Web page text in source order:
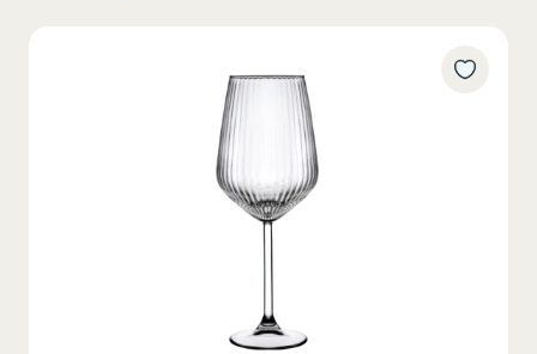
Таблица размеров
4XL